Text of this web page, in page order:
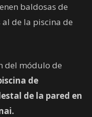
baldosas de
de la piscina de
del módulo de
de
de la pared en